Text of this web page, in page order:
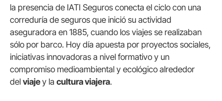
la presencia de IATI Seguros conecta el ciclo con una
correduría de seguros que inició su actividad
aseguradora en 1885, cuando los viajes se realizaban
sólo por barco. Hoy día apuesta por proyectos sociales,
iniciativas innovadoras a nivel formativo y un
compromiso medioambiental y ecológico alrededor
del viajey la cultura viajera.